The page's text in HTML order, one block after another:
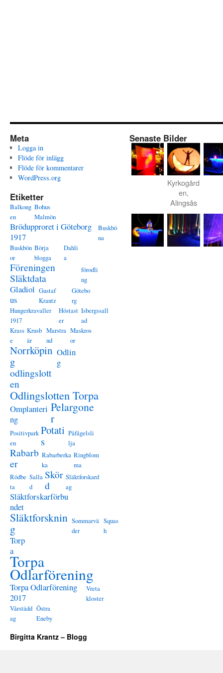
Meta
Logga in
Flöde för inlägg
Flöde för kommentarer
WordPress.org
Etiketter
Balkong
en
Bohus
Malmön
Brödupproret i Göteborg
1917
Buskbö
na
Buskbön
or
Börja
blogga
Dahli
a
Föreningen
Släktdata
förodli
ng
Gladiol
us
Gustaf
Krantz
Götebo
rg
Hungerkravaller
1917
Höstast
er
Isbergssall
ad
Krass
e
Krusb
är
Marstra
nd
Maskros
or
Norrköpin
g
Odlin
g
odlingslott
en
Odlingslotten Torpa
Omplanteri
ng
Pelargone
r
Positivpark
en
Potati
s
Påfågelsli
lja
Rabarb
er
Rabarberka
ka
Ringblom
ma
Rödbe
ta
Salla
d
Skör
d
Släktforskard
ag
Släktforskarförbu
ndet
Släktforsknin
g
Sommarvä
der
Squas
h
Torp
a
Torpa
Odlarförening
Torpa Odlarförening
2017
Vreta
kloster
Vårstädd
ag
Östra
Eneby
Senaste Bilder
Kyrkogård
en,
Alingsås
Birgitta Krantz – Blogg